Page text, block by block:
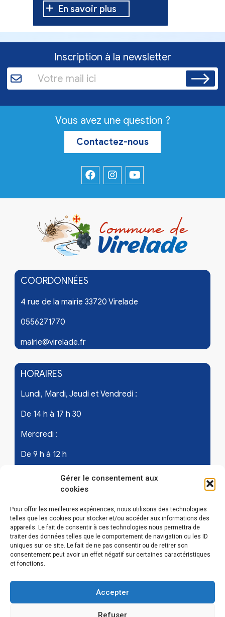
Gérer le consentement aux
cookies
Pour offrir les meilleures expériences, nous utilisons des technologies
telles que les cookies pour stocker et/ou accéder aux informations des
appareils. Le fait de consentir à ces technologies nous permettra de
traiter des données telles que le comportement de navigation ou les ID
uniques sur ce site. Le fait de ne pas consentir ou de retirer son
consentement peut avoir un effet négatif sur certaines caractéristiques
et fonctions.
Accepter
Refuser
En savoir plus
Inscription à la newsletter
Vous avez une question ?
Contactez-nous
COORDONNÉES
4 rue de la mairie 33720 Virelade
0556271770
mairie@virelade.fr
HORAIRES
Lundi, Mardi, Jeudi et Vendredi :
De 14 h à 17 h 30
Mercredi :
De 9 h à 12 h
Samedi - les 1er et 3ème de chaque mois :
De 9 h à 12 h
LIENS UTILES
Mentions légales
Politique de confidentialité